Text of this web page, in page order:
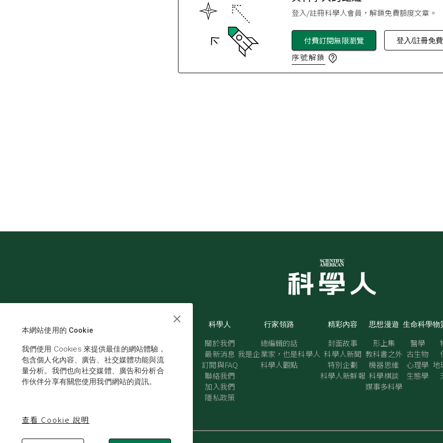
登入/註冊科學人會員，解鎖免費額度文章。
付費訂閱無限瀏覽 登入/註冊免
序號解鎖
科學人
關於我們
最新消息
訂閱與FAQ
聯絡我們
加入我們
隱私政策
行家領路
總編輯的話
我是企業家，也是科學人
科學人觀點
精彩內容
封面故事
科學人新聞
特別企劃
科學人新鮮報
思想漫遊
形上集
教科書之外
機器思維
科學棋談
媒事多科學
生命科學
醫學
古生物
心理學
生態學
物
地
本網站使用的 Cookie
我們使用 Cookies 來提供最佳的網站體驗，
包含個人化內容、廣告、社交媒體功能與流
量分析。我們也向社交媒體、廣告和分析合
作伙伴分享有關您使用我們網站的資訊。
查看 Cookie 說明